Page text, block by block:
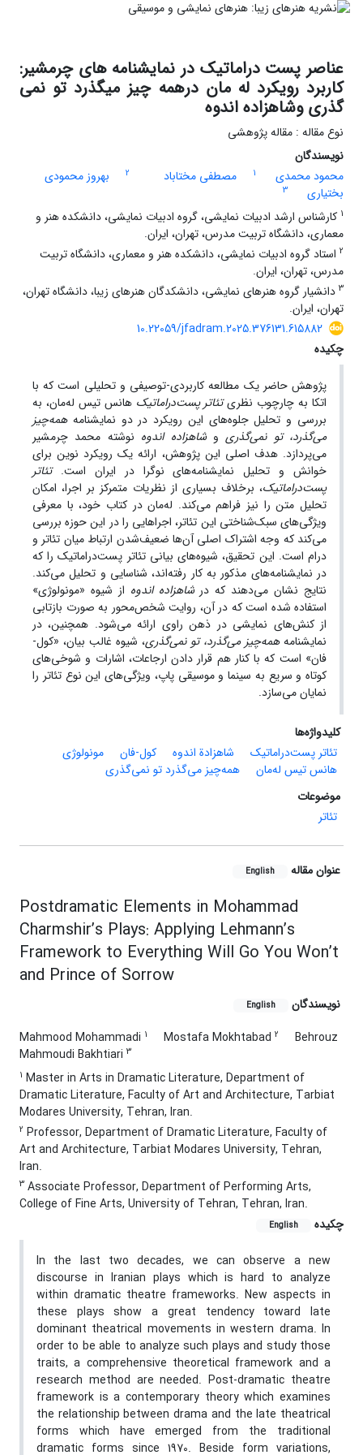
عناصر پست دراماتیک در نمایشنامه های چرمشیر:
کاربرد رویکرد له مان درهمه چیز میگذرد تو نمی
گذری وشاهزاده اندوه
نوع مقاله : مقاله پژوهشی
نویسندگان
محمود محمدی
1 مصطفی مختاباد 2
بهروز محمودی
بختیاری
3
1 کارشناس ارشد ادبیات نمایشی، گروه ادبیات نمایشی، دانشکده هنر و
معماری، دانشگاه تربیت مدرس، تهران، ایران.
2 استاد گروه ادبیات نمایشی، دانشکده هنر و معماری، دانشگاه تربیت
مدرس، تهران، ایران.
3 دانشیار گروه هنرهای نمایشی، دانشکدگان هنرهای زیبا، دانشگاه تهران،
تهران، ایران.
10.22059/jfadram.2025.376131.615882
چکیده
پژوهش حاضر یک مطالعه کاربردی-توصیفی و تحلیلی است که با
اتکا به چارچوب نظریتئاتر پست‌دراماتیک هانس تیس له‌مان، به
بررسی و تحلیل جلوه‌های این رویکرد در دو نمایشنامههمه‌چیز
می‌گذرد، تو نمی‌گذریوشاهزاده اندوه نوشته محمد چرمشیر
می‌پردازد. هدف اصلی این پژوهش، ارائه یک رویکرد نوین برای
خوانش و تحلیل نمایشنامه‌های نوگرا در ایران است.تئاتر
پست‌دراماتیک، برخلاف بسیاری از نظریات متمرکز بر اجرا، امکان
تحلیل متن را نیز فراهم می‌کند. له‌مان در کتاب خود، با معرفی
ویژگی‌های سبک‌شناختی این تئاتر، اجراهایی را در این حوزه بررسی
می‌کند که وجه اشتراک اصلی آن‌ها ضعیف‌شدن ارتباط میان تئاتر و
درام است. این تحقیق، شیوه‌های بیانی تئاتر پست‌دراماتیک را که
در نمایشنامه‌های مذکور به کار رفته‌اند، شناسایی و تحلیل می‌کند.
نتایج نشان می‌دهند که درشاهزاده اندوه از شیوه «مونولوژی»
استفاده شده است که در آن، روایت شخص‌محور به صورت بازتابی
از کنش‌های نمایشی در ذهن راوی ارائه می‌شود. همچنین، در
نمایشنامههمه‌چیز می‌گذرد، تو نمی‌گذری، شیوه غالب بیان، «کول-
فان» است که با کنار هم قرار دادن ارجاعات، اشارات و شوخی‌های
کوتاه و سریع به سینما و موسیقی پاپ، ویژگی‌های این نوع تئاتر را
نمایان می‌سازد.
کلیدواژه‌ها
تئاتر پست‌دراماتیک
‌شاهزادة اندوه کول-فان
مونولوژی
هانس تیس له‌مان
همه‌چیز می‌گذرد تو نمی‌گذری
موضوعات
تئاتر
عنوان مقاله English
Postdramatic Elements in Mohammad
Charmshir’s Plays: Applying Lehmann’s
Framework to Everything Will Go You Won’t
and Prince of Sorrow
نویسندگان English
Mahmood Mohammadi 1 Mostafa Mokhtabad 2
Behrouz
Mahmoudi Bakhtiari 3
1 Master in Arts in Dramatic Literature, Department of
Dramatic Literature, Faculty of Art and Architecture, Tarbiat
Modares University, Tehran, Iran.
2 Professor, Department of Dramatic Literature, Faculty of
Art and Architecture, Tarbiat Modares University, Tehran,
Iran.
3 Associate Professor, Department of Performing Arts,
College of Fine Arts, University of Tehran, Tehran, Iran.
چکیده
English
In the last two decades, we can observe a new
discourse in Iranian plays which is hard to analyze
within dramatic theatre frameworks. New aspects in
these plays show a great tendency toward late
dominant theatrical movements in western drama. In
order to be able to analyze such plays and study those
traits, a comprehensive theoretical framework and a
research method are needed. Post-dramatic theatre
framework is a contemporary theory which examines
the relationship between drama and the late theatrical
forms which have emerged from the traditional
dramatic forms since 1970. Beside form variations,